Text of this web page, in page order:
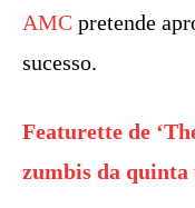
AMC pretende
sucesso.
Featurette de
zumbis da quinta